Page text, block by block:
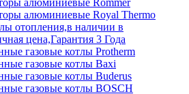
алюминиевые Royal Thermo
отопления,в наличии в
цена,Гарантия 3 Года
газовые котлы Protherm
газовые котлы Baxi
газовые котлы Buderus
газовые котлы BOSCH